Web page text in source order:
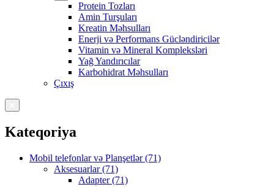
Protein Tozları
Amin Turşuları
Kreatin Məhsulları
Enerji və Performans Gücləndiricilər
Vitamin və Mineral Kompleksləri
Yağ Yandırıcılar
Karbohidrat Məhsulları
Çıxış
Kateqoriya
Mobil telefonlar və Planşetlər (71)
Aksesuarlar (71)
Adapter (71)